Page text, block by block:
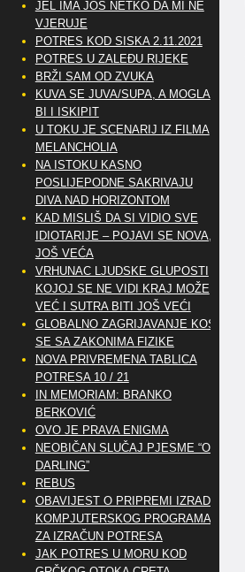
JEL IMA JOŠ NETKO DA MI NE
VJERUJE
POTRES KOD SISKA 2.11.2021
POTRES U ZALEĐU RIJEKE
BRŽI SAM OD ZVUKA
KUVA SE JUVA/SUPA, A MOGLA
BI I ISKIPIT
U TOKU JE SCENARIJ IZ FILMA
MELANCHOLIA
NA ISTOKU KASNO
POSLIJEPODNE SAKRIVAJU
DIVA NAD HORIZONTOM
KAD MISLIŠ DA SI VIDIO SVE
IDIOTARIJE – POJAVI SE NOVA,..
JOŠ VEĆA
VRHUNAC LJUDSKE GLUPOSTI
KOJOJ SE NE VIDI KRAJ MOŽE
VEĆ I SUTRA BITI JOŠ VEĆI
GLOBALNO ZAGRIJAVANJE KOSI
SE SA ZAKONIMA FIZIKE
NOVA PRIVREMENA TABLICA
POTRESA 10 / 21
IN MEMORIAM: BRANKO
BERKOVIĆ
OVO JE PRAVA ENIGMA
NEOBIČAN SLUČAJ PJESME “OH
DARLING”
REBUS
OBAVIJEST O PRIPREMI IZRADE
KOMPJUTERSKOG PROGRAMA
ZA IZRAČUN POTRESA
JAK POTRES U MORU KOD